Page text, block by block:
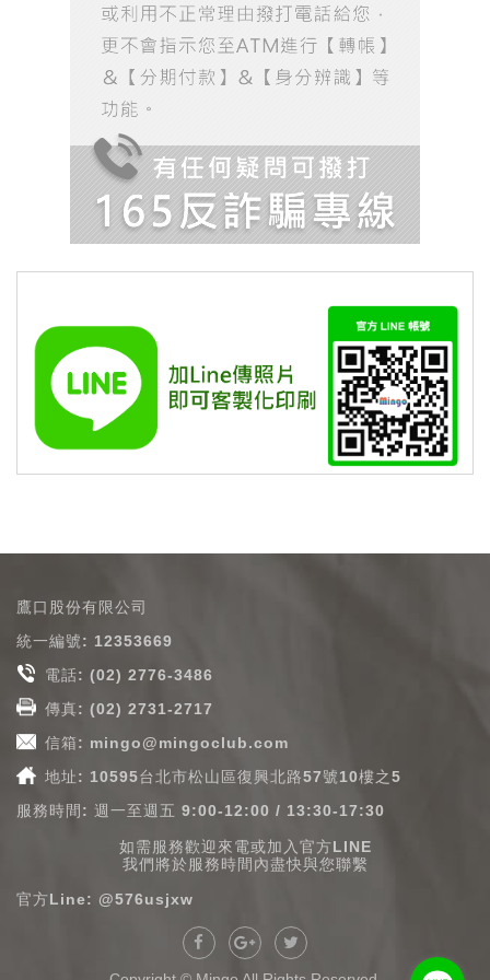
鷹口股份有限公司
統一編號: 12353669
電話: (02) 2776-3486
傳真: (02) 2731-2717
信箱: mingo@mingoclub.com
地址: 10595台北市松山區復興北路57號10樓之5
服務時間: 週一至週五 9:00-12:00 / 13:30-17:30
如需服務歡迎來電或加入官方LINE
我們將於服務時間內盡快與您聯繫
官方Line: @576usjxw